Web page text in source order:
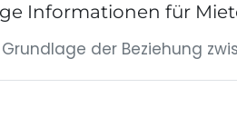
Informationen für
Grundlage der Beziehung